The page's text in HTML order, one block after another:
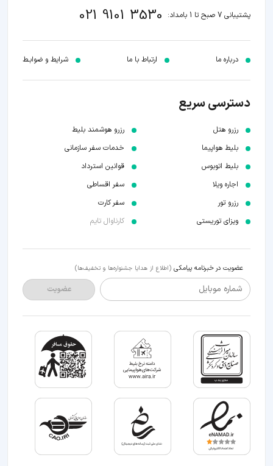
پشتیبانی 7 صبح تا 1 بامداد: 021 9101 3530
درباره ما ارتباط با ما شرایط و ضوابـط
دسترسی سریع
رزرو هتل
بلیط هواپیما
بلیط اتوبوس
اجاره ویلا
رزرو تور
ویزای توریستی
رزرو هوشمند بلیط
خدمات سفر سازمانی
قوانین استرداد
سفر اقساطی
سفر کارت
کارناوال تایم
عضویت در خبرنامه پیامکی (اطلاع از هدایا جشنواره‌ها و تخفیف‌ها)
شماره موبایل عضویت